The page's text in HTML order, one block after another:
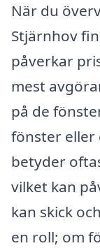
När du
Stjärnhov
påverkar
mest
på de
fönster
betyder
vilket kan
kan skick
en roll; om